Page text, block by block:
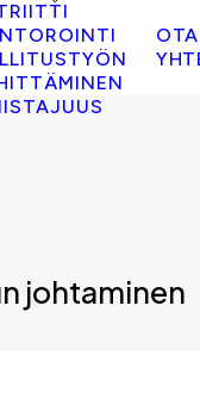
OTA
johtaminen